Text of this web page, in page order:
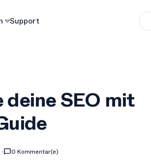
Support
SEO mit
0 Kommentar(e)